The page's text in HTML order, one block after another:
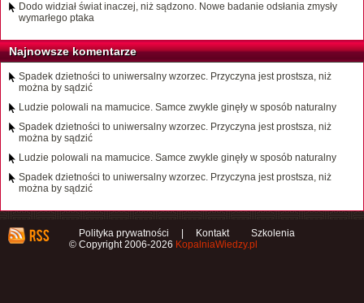
Dodo widział świat inaczej, niż sądzono. Nowe badanie odsłania zmysły
wymarłego ptaka
Najnowsze komentarze
Spadek dzietności to uniwersalny wzorzec. Przyczyna jest prostsza, niż
można by sądzić
Ludzie polowali na mamucice. Samce zwykle ginęły w sposób naturalny
Spadek dzietności to uniwersalny wzorzec. Przyczyna jest prostsza, niż
można by sądzić
Ludzie polowali na mamucice. Samce zwykle ginęły w sposób naturalny
Spadek dzietności to uniwersalny wzorzec. Przyczyna jest prostsza, niż
można by sądzić
Polityka prywatności Kontakt
Szkolenia
© Copyright 2006-2026 KopalniaWiedzy.pl